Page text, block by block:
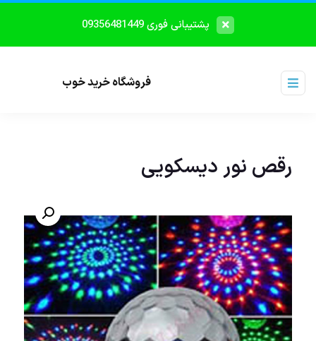
پشتیبانی فوری 09356481449
فروشگاه خرید خوب
رقص نور دیسکویی